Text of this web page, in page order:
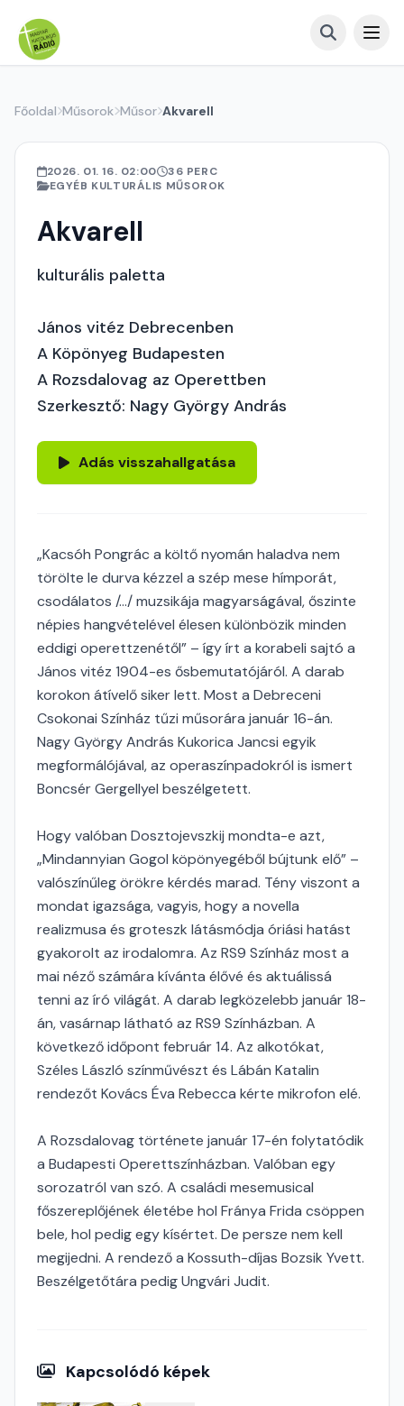
Főoldal Műsorok Műsor Akvarell
2026. 01. 16. 02:00
36 PERC
EGYÉB KULTURÁLIS MŰSOROK
Akvarell
kulturális paletta
János vitéz Debrecenben
A Köpönyeg Budapesten
A Rozsdalovag az Operettben
Szerkesztő: Nagy György András
Adás visszahallgatása
„Kacsóh Pongrác a költő nyomán haladva nem
törölte le durva kézzel a szép mese hímporát,
csodálatos /…/ muzsikája magyarságával, őszinte
népies hangvételével élesen különbözik minden
eddigi operettzenétől” – így írt a korabeli sajtó a
János vitéz 1904-es ősbemutatójáról. A darab
korokon átívelő siker lett. Most a Debreceni
Csokonai Színház tűzi műsorára január 16-án.
Nagy György András Kukorica Jancsi egyik
megformálójával, az operaszínpadokról is ismert
Boncsér Gergellyel beszélgetett.
Hogy valóban Dosztojevszkij mondta-e azt,
„Mindannyian Gogol köpönyegéből bújtunk elő” –
valószínűleg örökre kérdés marad. Tény viszont a
mondat igazsága, vagyis, hogy a novella
realizmusa és groteszk látásmódja óriási hatást
gyakorolt az irodalomra. Az RS9 Színház most a
mai néző számára kívánta élővé és aktuálissá
tenni az író világát. A darab legközelebb január 18-
án, vasárnap látható az RS9 Színházban. A
következő időpont február 14. Az alkotókat,
Széles László színművészt és Lábán Katalin
rendezőt Kovács Éva Rebecca kérte mikrofon elé.
A Rozsdalovag története január 17-én folytatódik
a Budapesti Operettszínházban. Valóban egy
sorozatról van szó. A családi mesemusical
főszereplőjének életébe hol Fránya Frida csöppen
bele, hol pedig egy kísértet. De persze nem kell
megijedni. A rendező a Kossuth-díjas Bozsik Yvett.
Beszélgetőtára pedig Ungvári Judit.
Kapcsolódó képek